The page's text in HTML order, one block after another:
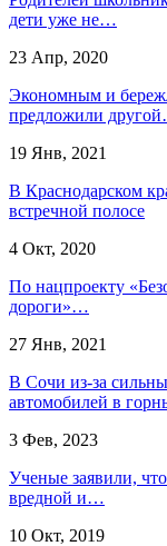
дети уже не…
23 Апр, 2020
Экономным и
предложили
19 Янв, 2021
В Краснодарском
встречной полосе
4 Окт, 2020
По нацпроекту
дороги»…
27 Янв, 2021
​В Сочи из-за
автомобилей в
3 Фев, 2023
Ученые заявили,
вредной и…
10 Окт, 2019